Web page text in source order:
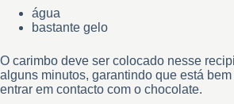
água
bastante gelo
O carimbo deve ser colocado nesse
alguns minutos, garantindo que está
entrar em contacto com o chocolate.